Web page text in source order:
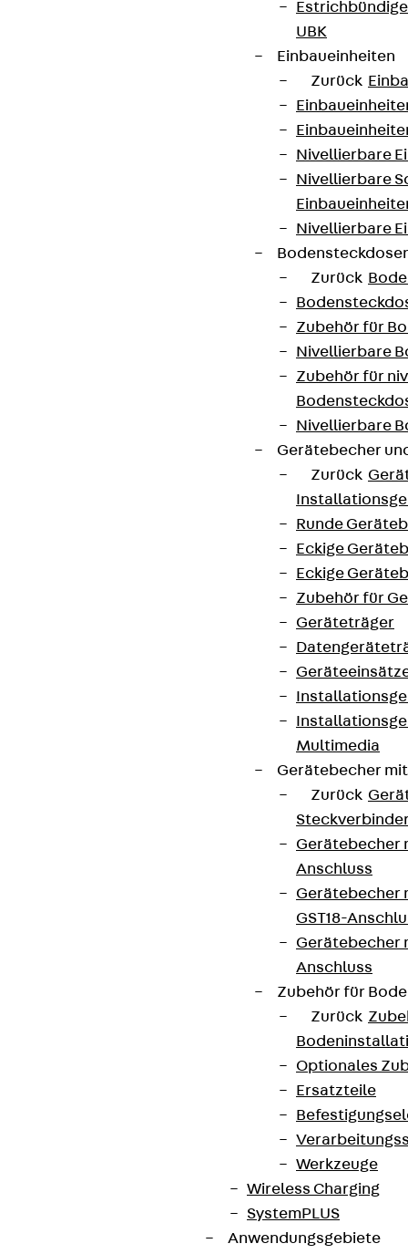
UBK
Einbaueinheiten
Zurück
Nivellierbare
Nivellierbare
Nivellierbare
Zurück
Zubehör für
Nivellierbare
Zubehör für
Nivellierbare
Gerätebecher
Zurück
Runde
Eckige
Eckige
Zubehör für
Geräteträger
Multimedia
Gerätebecher
Zurück
Gerätebecher
Anschluss
Gerätebecher
GST18-
Gerätebecher
Anschluss
Zubehör für
Zurück
Optionales
Ersatzteile
Werkzeuge
Wireless Charging
SystemPLUS
Anwendungsgebiete
Partner von Anfang bis Zukunft.